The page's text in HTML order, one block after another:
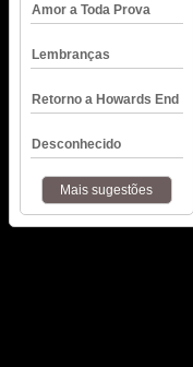
Amor a Toda Prova
Lembranças
Retorno a Howards End
Desconhecido
Mais sugestões